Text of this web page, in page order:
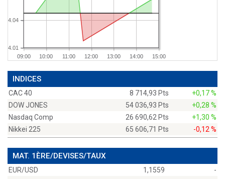
09:00 10:00 11:00 12:00 13:00 14:00 15:00
4.01
4.04
INDICES
CAC 40 8 714,93 Pts
+0,17 %
DOW JONES
54 036,93 Pts
+0,28 %
Nasdaq Comp
26 690,62 Pts
+1,30 %
Nikkei 225
65 606,71 Pts -0,12 %
MAT. 1ÈRE/DEVISES/TAUX
EUR/USD 1,1559
-